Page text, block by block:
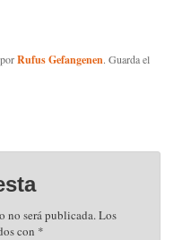
porRufus Gefangenen. Guarda el
no será publicada.Los
con *